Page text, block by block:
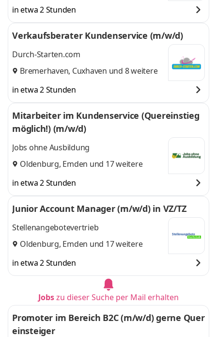
in etwa 2 Stunden
Verkaufsberater Kundenservice (m/w/d)
Durch-Starten.com
Bremerhaven, Cuxhaven und 8 weitere
in etwa 2 Stunden
Mitarbeiter im Kundenservice (Quereinstieg
möglich!) (m/w/d)
Jobs ohne Ausbildung
Oldenburg, Emden und 17 weitere
in etwa 2 Stunden
Junior Account Manager (m/w/d) in VZ/TZ
Stellenangebotevertrieb
Oldenburg, Emden und 17 weitere
in etwa 2 Stunden
Jobszu dieser Suche per Mail erhalten
Promoter im Bereich B2C (m/w/d) gerne Quer
einsteiger